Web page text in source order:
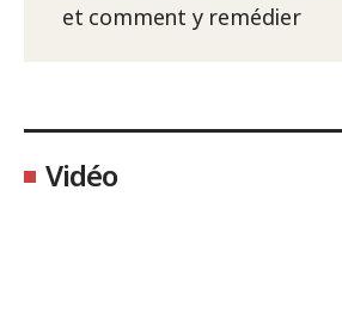
et comment y remédier
Vidéo